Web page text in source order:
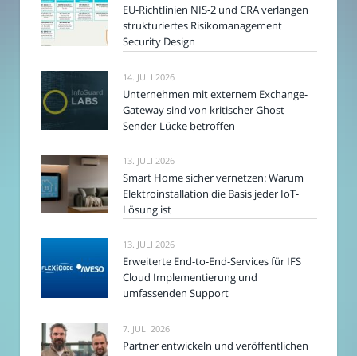
EU-Richtlinien NIS-2 und CRA verlangen
strukturiertes Risikomanagement
Security Design
14. JULI 2026
Unternehmen mit externem Exchange-
Gateway sind von kritischer Ghost-
Sender-Lücke betroffen
13. JULI 2026
Smart Home sicher vernetzen: Warum
Elektroinstallation die Basis jeder IoT-
Lösung ist
13. JULI 2026
Erweiterte End-to-End-Services für IFS
Cloud Implementierung und
umfassenden Support
7. JULI 2026
Partner entwickeln und veröffentlichen